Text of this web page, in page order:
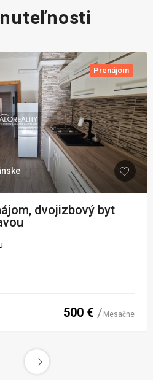
Prenájom
dvojizbový byt
500 € Mesačne